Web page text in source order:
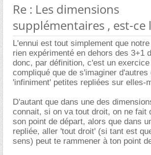
Re : Les dimensions
supplémentaires , est-ce
L'ennui est tout simplement que
rien expérimenté en dehors des 3+1
donc, par définition, c'est un
compliqué que de s'imaginer d'autres
'infiniment' petites repliées sur elles-
D'autant que dans une des
connait, si on va tout droit, on ne fait
son point de départ, alors que dans
repliée, aller 'tout droit' (si tant est
sens) peut te rammener à ton point